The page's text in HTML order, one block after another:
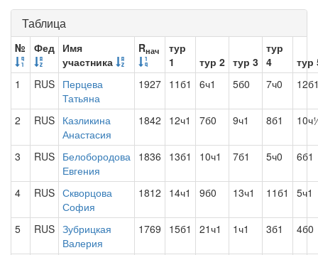
Таблица
№ Фед Имя
участника
Rнач
тур
1
тур 2 тур 3
тур
4
тур
1
RUS Перцева
Татьяна
1927 11б1 6ч1 5б0 7ч0
2 RUS Казликина
Анастасия
1842 12ч1 7б0 9ч1 8б1
3 RUS Белобородова
Евгения
1836 13б1 10ч1 7б1 5ч0 6б1
4 RUS Скворцова
София
1812 14ч1 9б0 13ч1 11б1 5ч1
5 RUS Зубрицкая
Валерия
1769 15б1 21ч1 1ч1 3б1 4б0